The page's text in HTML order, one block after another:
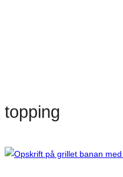
topping